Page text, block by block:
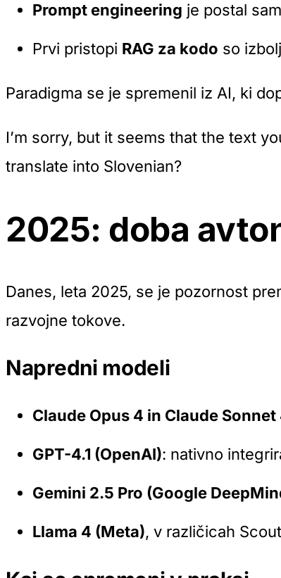
Prompt engineering je postal
Prvi pristopi RAG za kodo so
Paradigma se je spremenil iz AI, ki
I’m sorry, but it seems that the text
translate into Slovenian?
2025: doba
Danes, leta 2025, se je pozornost
razvojne tokove.
Napredni modeli
Claude Opus 4 in Claude
GPT-4.1 (OpenAI): nativno
Gemini 2.5 Pro (Google
Llama 4 (Meta), v različicah Scout